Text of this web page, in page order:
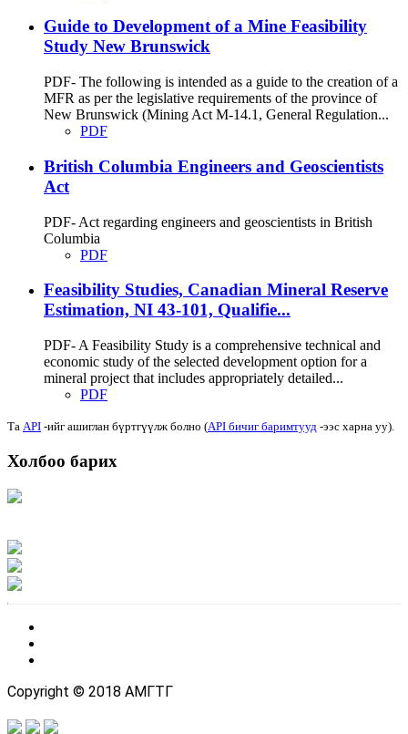
Guide to Development of a Mine Feasibility
Study New Brunswick
PDF- The following is intended as a guide to the creation of a
MFR as per the legislative requirements of the province of
New Brunswick (Mining Act M-14.1, General Regulation...
PDF
British Columbia Engineers and Geoscientists
Act
PDF- Act regarding engineers and geoscientists in British
Columbia
PDF
Feasibility Studies, Canadian Mineral Reserve
Estimation, NI 43-101, Qualifie...
PDF- A Feasibility Study is a comprehensive technical and
economic study of the selected development option for a
mineral project that includes appropriately detailed...
PDF
Та API -ийг ашиглан бүртгүүлж болно (API бичиг баримтууд -ээс харна уу).
Холбоо барих
Copyright © 2018 АМГТГ